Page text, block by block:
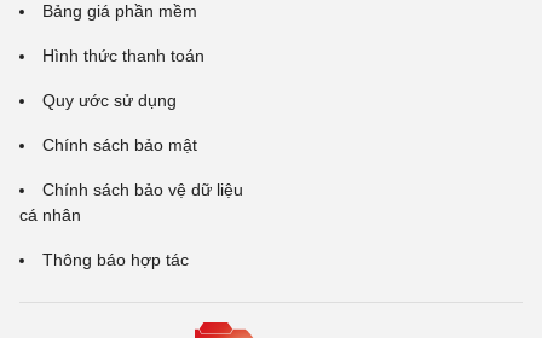
Bảng giá phần mềm
Hình thức thanh toán
Quy ước sử dụng
Chính sách bảo mật
Chính sách bảo vệ dữ liệu
cá nhân
Thông báo hợp tác